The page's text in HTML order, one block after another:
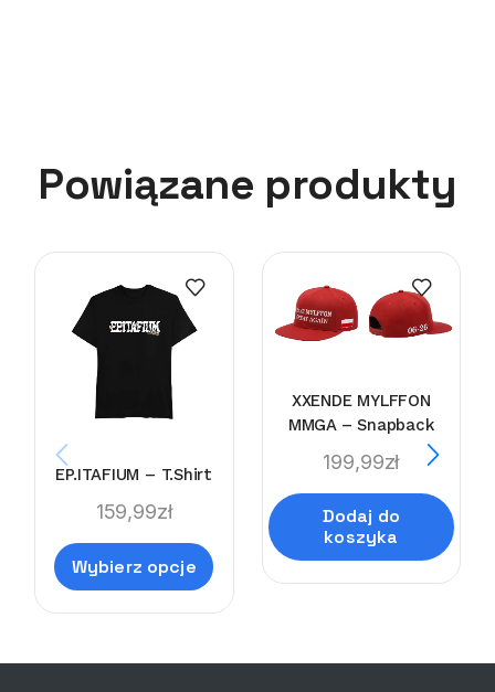
Powiązane produkty
EP.ITAFIUM – T.Shirt
159,99zł
Wybierz opcje
XXENDE MYLFFON
MMGA – Snapback
199,99zł
Dodaj do
koszyka